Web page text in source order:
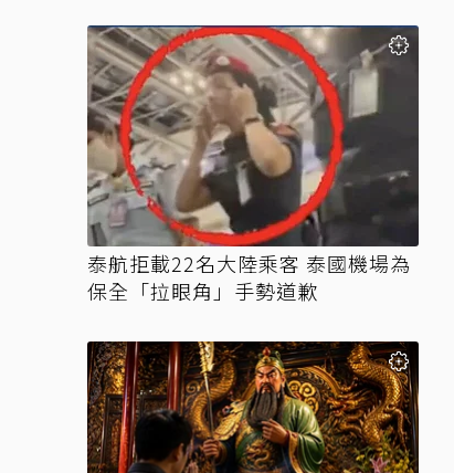
泰航拒載22名大陸乘客 泰國機場為
保全「拉眼角」手勢道歉